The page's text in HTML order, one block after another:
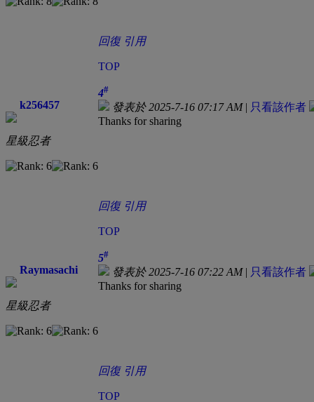
回復 引用
TOP
k256457
星級忍者
4#
發表於 2025-7-16 07:17 AM| 只看該作者
Thanks for sharing
回復 引用
TOP
Raymasachi
星級忍者
5#
發表於 2025-7-16 07:22 AM| 只看該作者
Thanks for sharing
回復 引用
TOP